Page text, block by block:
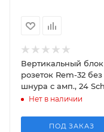
Вертикальный блок
розеток Rem-32 без
шнура с амп., 24 Sсhuko,
32А, алюм., 42-48U,
Нет в наличии
ПОД ЗАКАЗ